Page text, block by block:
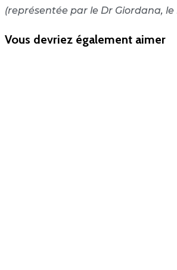
(représentée par le Dr Giordana,
Vous devriez également aimer